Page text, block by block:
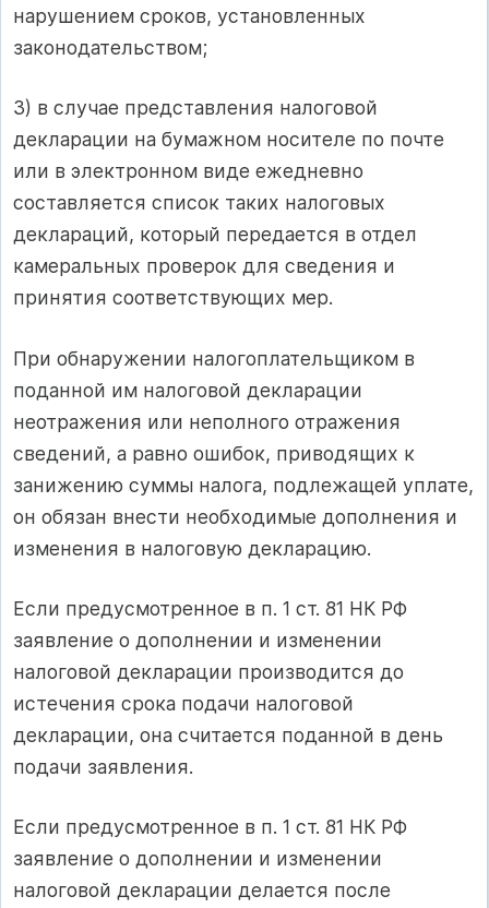
нарушением сроков, установленных
законодательством;
3) в случае представления налоговой
декларации на бумажном носителе по почте
или в электронном виде ежедневно
составляется список таких налоговых
деклараций, который передается в отдел
камеральных проверок для сведения и
принятия соответствующих мер.
При обнаружении налогоплательщиком в
поданной им налоговой декларации
неотражения или неполного отражения
сведений, а равно ошибок, приводящих к
занижению суммы налога, подлежащей уплате,
он обязан внести необходимые дополнения и
изменения в налоговую декларацию.
Если предусмотренное в п. 1 ст. 81 НК РФ
заявление о дополнении и изменении
налоговой декларации производится до
истечения срока подачи налоговой
декларации, она считается поданной в день
подачи заявления.
Если предусмотренное в п. 1 ст. 81 НК РФ
заявление о дополнении и изменении
налоговой декларации делается после